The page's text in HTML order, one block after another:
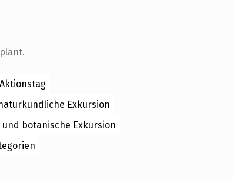
Exkursion
botanische Exkursion